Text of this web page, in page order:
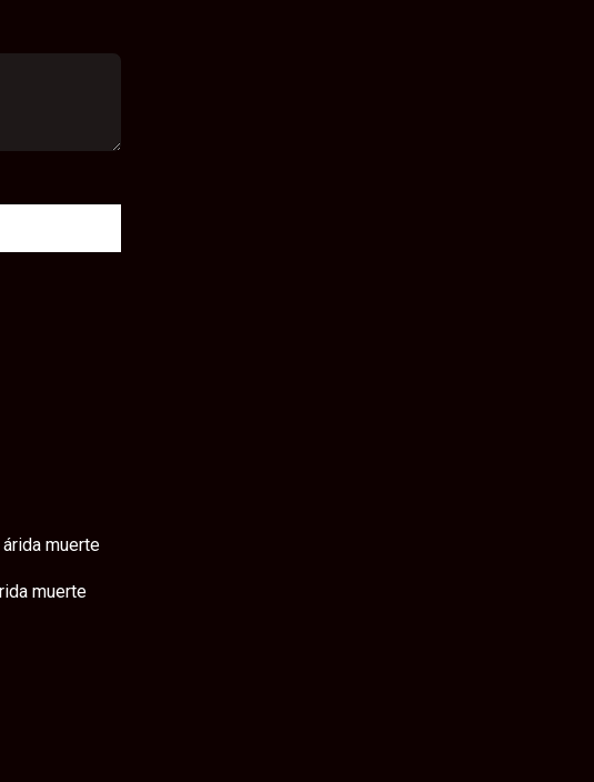
muerte